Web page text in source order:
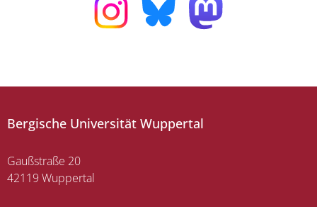
Bergische Universität Wuppertal
Gaußstraße 20
42119 Wuppertal